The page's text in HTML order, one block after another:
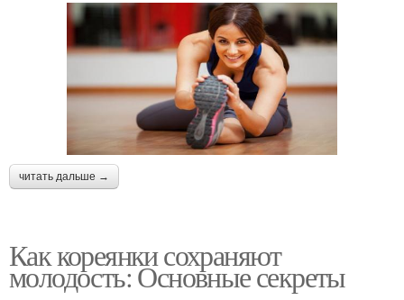
читать дальше →
Как кореянки сохраняют
молодость: Основные секреты